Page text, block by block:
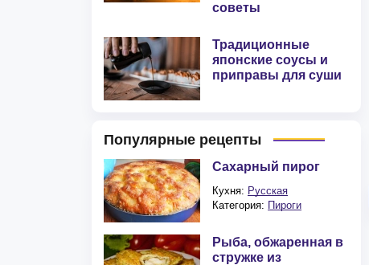
советы
Традиционные
японские соусы и
приправы для суши
Популярные рецепты
Сахарный пирог
Кухня: Русская
Категория: Пироги
Рыба, обжаренная в
стружке из